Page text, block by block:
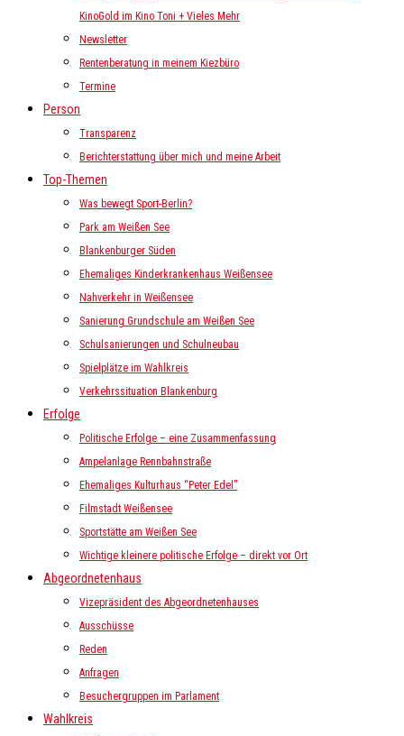
KinoGold im Kino Toni + Vieles Mehr
Newsletter
Rentenberatung in meinem Kiezbüro
Termine
Person
Transparenz
Berichterstattung über mich und meine Arbeit
Top-Themen
Was bewegt Sport-Berlin?
Park am Weißen See
Blankenburger Süden
Ehemaliges Kinderkrankenhaus Weißensee
Nahverkehr in Weißensee
Sanierung Grundschule am Weißen See
Schulsanierungen und Schulneubau
Spielplätze im Wahlkreis
Verkehrssituation Blankenburg
Erfolge
Politische Erfolge – eine Zusammenfassung
Ampelanlage Rennbahnstraße
Ehemaliges Kulturhaus “Peter Edel”
Filmstadt Weißensee
Sportstätte am Weißen See
Wichtige kleinere politische Erfolge – direkt vor Ort
Abgeordnetenhaus
Vizepräsident des Abgeordnetenhauses
Ausschüsse
Reden
Anfragen
Besuchergruppen im Parlament
Wahlkreis